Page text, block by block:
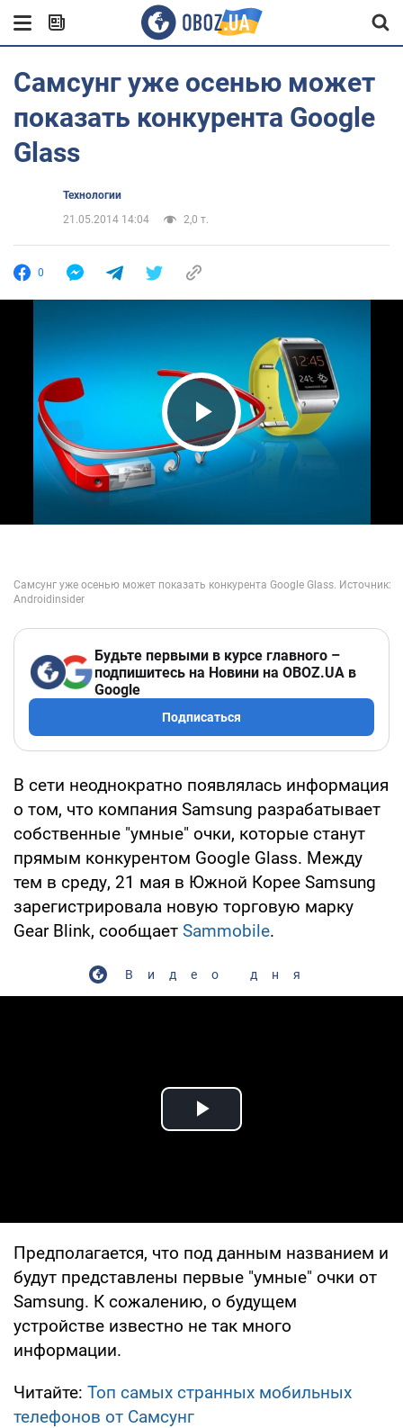
Самсунг уже осенью может
показать конкурента Google
Glass
Технологии
21.05.2014 14:04
2,0 т.
0
Play Video
Будьте первыми в курсе главного –
подпишитесь на Новини на OBOZ.UA в
Google
Подписаться
В сети неоднократно появлялась информация
о том, что компания Samsung разрабатывает
собственные "умные" очки, которые станут
прямым конкурентом Google Glass. Между
тем в среду, 21 мая в Южной Корее Samsung
зарегистрировала новую торговую марку
Gear Blink, сообщает Sammobile.
Видео дня
Play Video
Предполагается, что под данным названием и
будут представлены первые "умные" очки от
Samsung. К сожалению, о будущем
устройстве известно не так много
информации.
Читайте: Топ самых странных мобильных
телефонов от Самсунг